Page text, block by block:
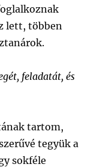
lett, többen
feladatát, és
tartom,
tegyük a
sokféle